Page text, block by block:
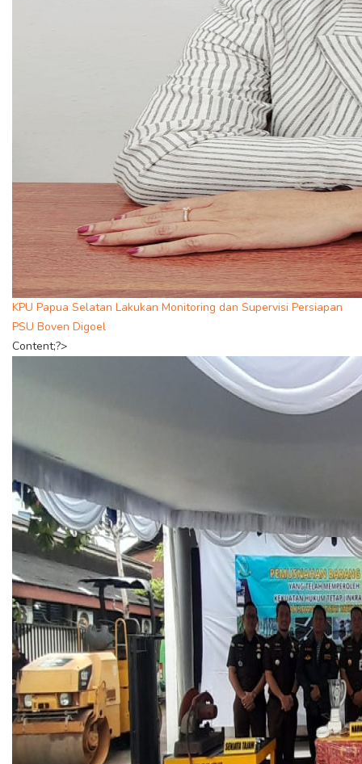
KPU Papua Selatan Lakukan Monitoring dan Supervisi Persiapan
PSU Boven Digoel
Content;?>